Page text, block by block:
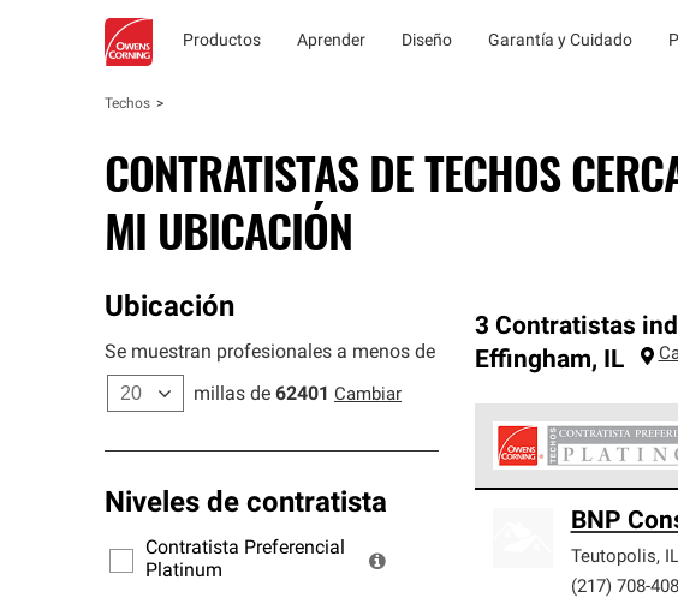
Productos Aprender Diseño Garantía y Cuidado
Techos
CONTRATISTAS DE TECHOS
MI UBICACIÓN
Ubicación
Se muestran profesionales a menos de
millas de 62401 Cambiar
Niveles de contratista
Contratista Preferencial
Platinum
3 Contratistas
Effingham, IL
cumplen con
ofrecer nuestra
BNP
Teutopolis,
IL
(217) 708-